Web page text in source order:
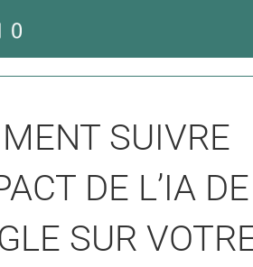
SUIVRE
DE L’IA DE
SUR